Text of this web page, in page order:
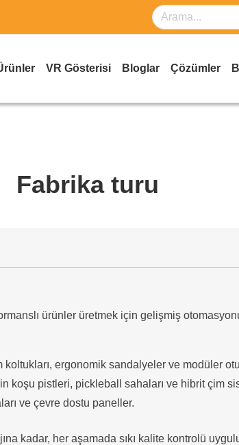
VR Gösterisi Bloglar Çözümler
Fabrika turu
ürünler üretmek için gelişmiş
koltukları, ergonomik sandalyeler ve modüler
koşu pistleri, pickleball sahaları ve hibrit çim
ve çevre dostu paneller.
kadar, her aşamada sıkı kalite kontrolü